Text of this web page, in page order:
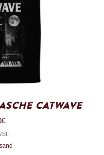
Catwave
€